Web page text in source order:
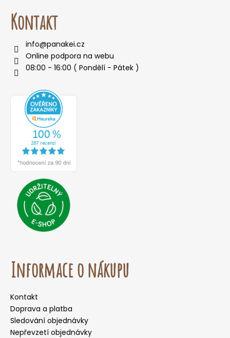
Kontakt
info@panakei.cz
Online podpora na webu
08:00 - 16:00 ( Pondělí - Pátek )
Informace o nákupu
Kontakt
Doprava a platba
Sledování objednávky
Nepřevzetí objednávky